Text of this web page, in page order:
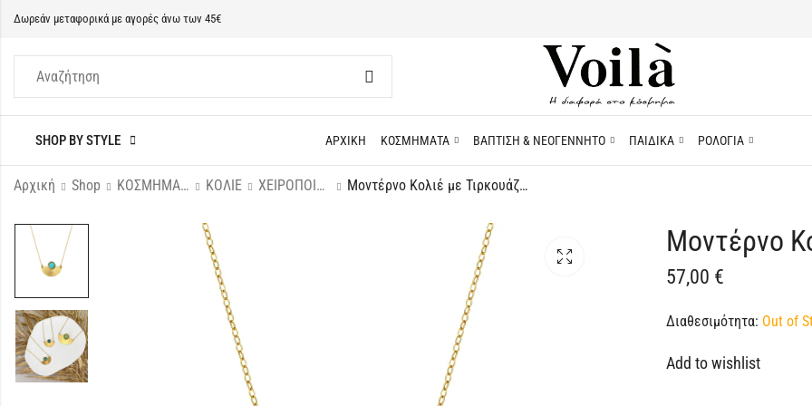
Δωρεάν μεταφορικά με αγορές άνω των 45€
SHOP BY STYLE ΑΡΧΙΚΗ ΚΟΣΜΗΜΑΤΑ ΒΑΠΤΙΣΗ & ΝΕΟΓΕΝΝΗΤΟ ΠΑΙΔΙΚΑ ΡΟΛΟΓΙΑ
Αρχική Shop ΚΟΣΜΗΜΑΤΑ ΚΟΛΙΕ ΧΕΙΡΟΠΟΙΗΤΑ Μοντέρνο Κολιέ με Τιρκουάζ Πέτρα
Μοντέρνο
57,00 €
Διαθεσιμότητα: Out of
Add to wishlist